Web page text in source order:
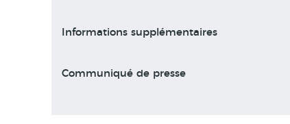
Informations supplémentaires
Communiqué de presse